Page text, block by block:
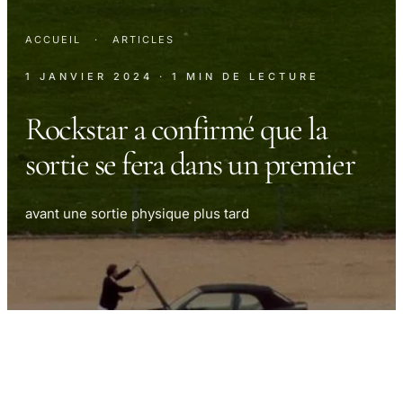
ACCUEIL · ARTICLES
1 JANVIER 2024 · 1 MIN DE LECTURE
Rockstar a confirmé que la
sortie se fera dans un premier
avant une sortie physique plus tard